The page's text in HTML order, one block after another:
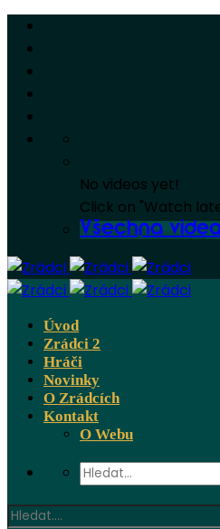
No videos yet!
Click on "Watch
Všechna
Úvod
Zrádci 2
Hráči
Novinky
O Zrádcích
Kontakt
O Webu